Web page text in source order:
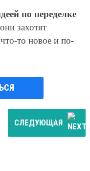
по переделке
захотят
то новое и по-
СЛЕДУЮЩАЯ